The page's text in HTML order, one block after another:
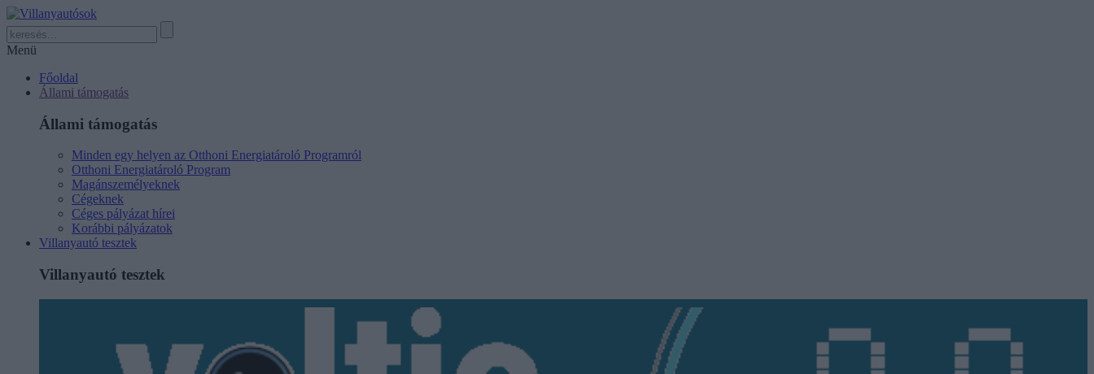
Menü
Főoldal
Állami támogatás
Állami támogatás
Minden egy helyen az Otthoni Energiatároló Programról
Otthoni Energiatároló Program
Magánszemélyeknek
Cégeknek
Céges pályázat hírei
Korábbi pályázatok
Villanyautó tesztek
Villanyautó tesztek